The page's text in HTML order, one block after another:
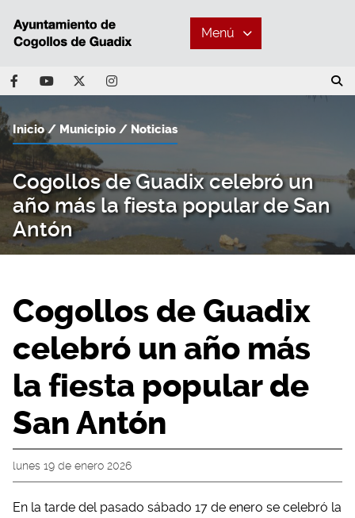
Menú
Cogollos de Guadix celebró un
año más la fiesta popular de San
Antón
Inicio Municipio Noticias
Cogollos de Guadix
celebró un año más
la fiesta popular de
San Antón
lunes 19 de enero 2026
En la tarde del pasado sábado 17 de enero se celebró la